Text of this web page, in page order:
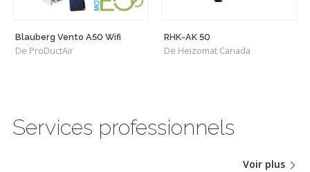
Blauberg Vento A50 Wifi
De ProDuctAir
RHK-AK 50
De Heizomat Canada
Services professionnels
Voir plus